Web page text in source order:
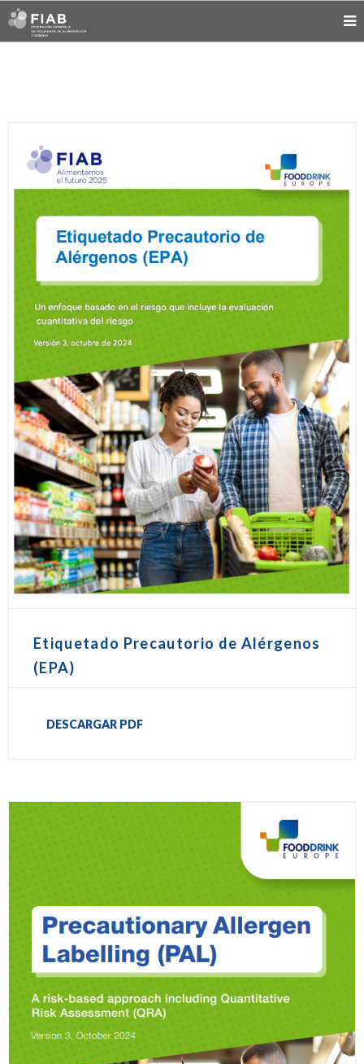
Etiquetado Precautorio de Alérgenos
(EPA)
DESCARGAR PDF